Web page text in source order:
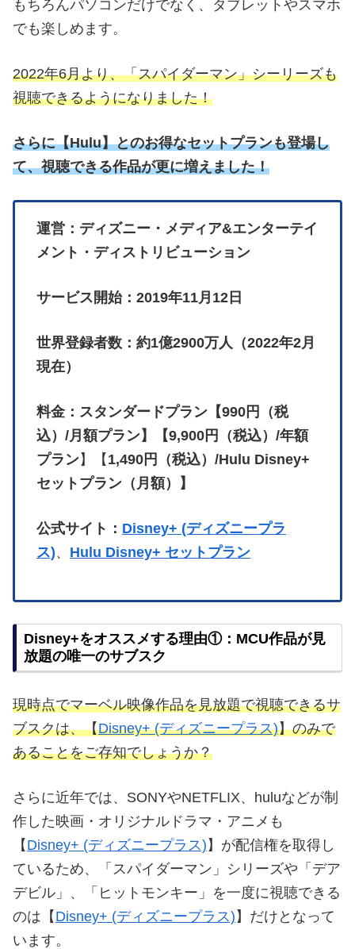
もちろんパソコンだけでなく、タブレットやスマホ
でも楽しめます。
2022年6月より、「スパイダーマン」シーリーズも
視聴できるようになりました！
さらに【Hulu】とのお得なセットプランも登場し
て、視聴できる作品が更に増えました！
運営：ディズニー・メディア&エンターテイ
メント・ディストリビューション
サービス開始：2019年11月12日
世界登録者数：約1億2900万人（2022年2月
現在）
料金：スタンダードプラン【990円（税
込）/月額プラン】【9,900円（税込）/年額
プラン】【 1,490円（税込）/Hulu Disney+
セットプラン（月額）】
公式サイト： Disney+ (ディズニープラ
ス)、 Hulu Disney+ セットプラン
Disney+をオススメする理由①：MCU作品が見
放題の唯一のサブスク
現時点でマーベル映像作品を見放題で視聴できるサ
ブスクは、【Disney+ (ディズニープラス)】のみで
あることをご存知でしょうか？
さらに近年では、SONYやNETFLIX、huluなどが制
作した映画・オリジナルドラマ・アニメも
【 Disney+ (ディズニープラス) 】が配信権を取得し
ているため、「スパイダーマン」シリーズや「デア
デビル」、「ヒットモンキー」を一度に視聴できる
のは【 Disney+ (ディズニープラス) 】だけとなって
います。